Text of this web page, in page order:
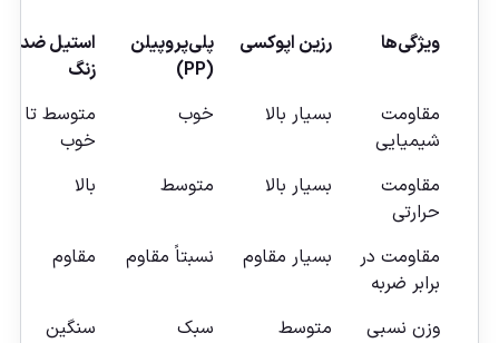
ویژگی‌ها رزین اپوکسی
پلی‌پروپیلن
(PP)
استیل ضد
زنگ
مقاومت
شیمیایی
بسیار بالا خوب
متوسط تا
خوب
مقاومت
حرارتی
بسیار بالا متوسط بالا
مقاومت در
برابر ضربه
بسیار مقاوم نسبتاً مقاوم مقاوم
وزن نسبی متوسط سبک سنگین